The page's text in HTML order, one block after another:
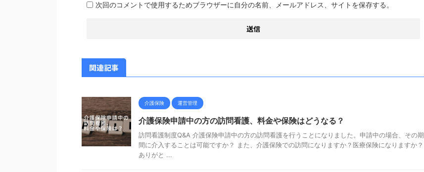
次回のコメントで使用するためブラウザーに自分の名前、メールアドレス、サイトを保存する。
関連記事
介護保険 運営管理
介護保険申請中の方の訪問看護、料金や保険はどうなる？
訪問看護制度Q&A 介護保険申請中の方の訪問看護を行うことになりました。申請中の場合、その期
間に介入することは可能ですか？ また、介護保険での訪問になりますか？医療保険になりますか？
ありがと ...